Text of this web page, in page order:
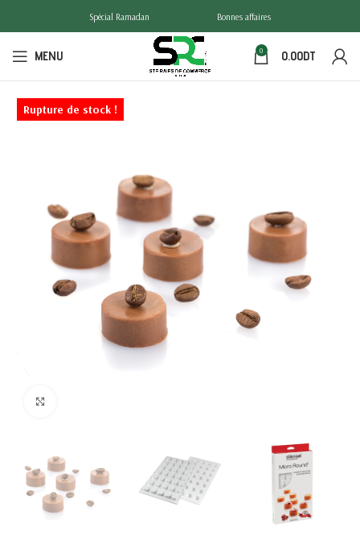
Spécial Ramadan Bonnes affaires
MENU 0 0.00DT
Rupture de stock !